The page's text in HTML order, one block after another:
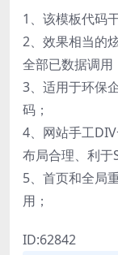
1、该模板代码
2、效果相当的
全部已数据调
3、适用于环保
码；
4、网站手工
布局合理、利于
5、首页和全局
用；
ID:62842